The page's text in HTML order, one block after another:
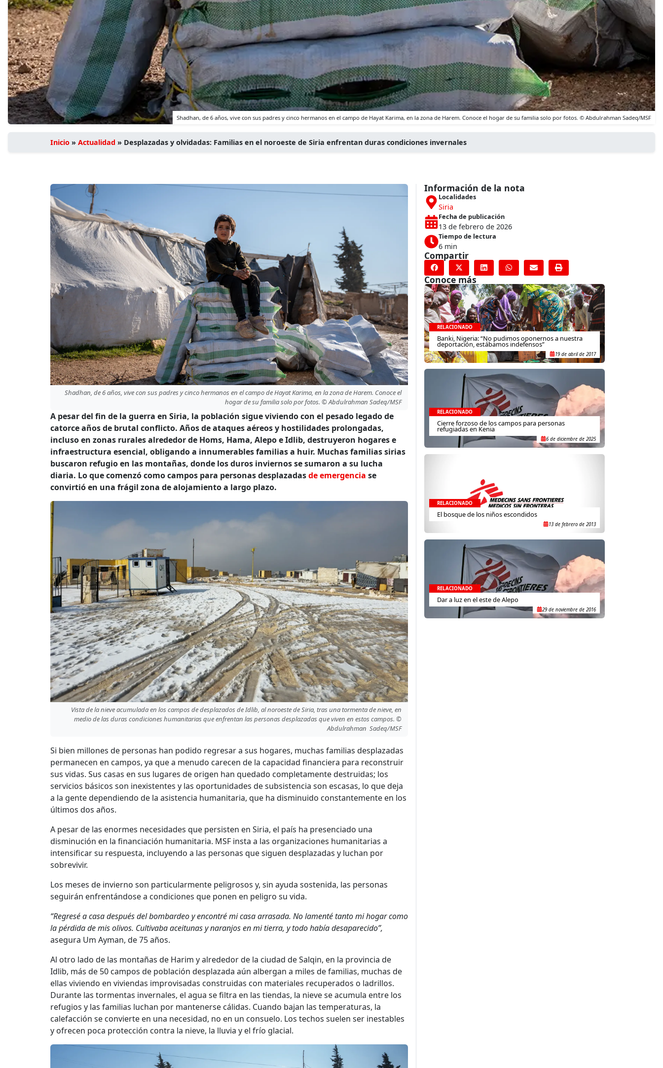
Shadhan, de 6 años, vive con sus padres y cinco hermanos en el campo de Hayat Karima, en la zona de Harem. Conoce el hogar de su familia solo por fotos. © Abdulrahman Sadeq/MSF
Inicio » Actualidad » Desplazadas y olvidadas: Familias en el noroeste de Siria enfrentan duras condiciones invernales
Shadhan, de 6 años, vive con sus padres y cinco hermanos en el campo de Hayat Karima, en la zona de Harem. Conoce el
hogar de su familia solo por fotos. © Abdulrahman Sadeq/MSF
A pesar del fin de la guerra en Siria, la población sigue viviendo con el pesado legado de
catorce años de brutal conflicto. Años de ataques aéreos y hostilidades prolongadas,
incluso en zonas rurales alrededor de Homs, Hama, Alepo e Idlib, destruyeron hogares e
infraestructura esencial, obligando a innumerables familias a huir. Muchas familias sirias
buscaron refugio en las montañas, donde los duros inviernos se sumaron a su lucha
diaria. Lo que comenzó como campos para personas desplazadasde emergencia se
convirtió en una frágil zona de alojamiento a largo plazo.
Vista de la nieve acumulada en los campos de desplazados de Idlib, al noroeste de Siria, tras una tormenta de nieve, en
medio de las duras condiciones humanitarias que enfrentan las personas desplazadas que viven en estos campos. ©
Abdulrahman Sadeq/MSF
Si bien millones de personas han podido regresar a sus hogares, muchas familias desplazadas
permanecen en campos, ya que a menudo carecen de la capacidad financiera para reconstruir
sus vidas. Sus casas en sus lugares de origen han quedado completamente destruidas; los
servicios básicos son inexistentes y las oportunidades de subsistencia son escasas, lo que deja
a la gente dependiendo de la asistencia humanitaria, que ha disminuido constantemente en los
últimos dos años.
A pesar de las enormes necesidades que persisten en Siria, el país ha presenciado una
disminución en la financiación humanitaria. MSF insta a las organizaciones humanitarias a
intensificar su respuesta, incluyendo a las personas que siguen desplazadas y luchan por
sobrevivir.
Los meses de invierno son particularmente peligrosos y, sin ayuda sostenida, las personas
seguirán enfrentándose a condiciones que ponen en peligro su vida.
“Regresé a casa después del bombardeo y encontré mi casa arrasada. No lamenté tanto mi hogar como
la pérdida de mis olivos. Cultivaba aceitunas y naranjos en mi tierra, y todo había desaparecido”,
asegura Um Ayman, de 75 años.
Al otro lado de las montañas de Harim y alrededor de la ciudad de Salqin, en la provincia de
Idlib, más de 50 campos de población desplazada aún albergan a miles de familias, muchas de
ellas viviendo en viviendas improvisadas construidas con materiales recuperados o ladrillos.
Durante las tormentas invernales, el agua se filtra en las tiendas, la nieve se acumula entre los
refugios y las familias luchan por mantenerse cálidas. Cuando bajan las temperaturas, la
calefacción se convierte en una necesidad, no en un consuelo. Los techos suelen ser inestables
y ofrecen poca protección contra la nieve, la lluvia y el frío glacial.
Información de la nota
Localidades
Siria
Fecha de publicación
13 de febrero de 2026
Tiempo de lectura
6 min
Compartir
Conoce más
RELACIONADO
Banki, Nigeria: “No pudimos oponernos a nuestra
deportación, estábamos indefensos”
19 de abril de 2017
RELACIONADO
Cierre forzoso de los campos para personas
refugiadas en Kenia
6 de diciembre de 2025
RELACIONADO
El bosque de los niños escondidos
13 de febrero de 2013
RELACIONADO
Dar a luz en el este de Alepo
29 de noviembre de 2016